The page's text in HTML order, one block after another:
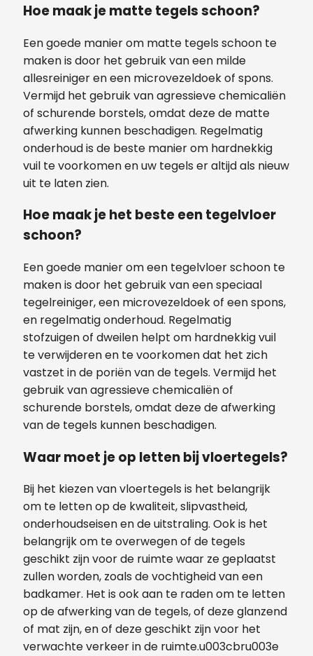
Hoe maak je matte tegels schoon?
Een goede manier om matte tegels schoon te
maken is door het gebruik van een milde
allesreiniger en een microvezeldoek of spons.
Vermijd het gebruik van agressieve chemicaliën
of schurende borstels, omdat deze de matte
afwerking kunnen beschadigen. Regelmatig
onderhoud is de beste manier om hardnekkig
vuil te voorkomen en uw tegels er altijd als nieuw
uit te laten zien.
Hoe maak je het beste een tegelvloer
schoon?
Een goede manier om een tegelvloer schoon te
maken is door het gebruik van een speciaal
tegelreiniger, een microvezeldoek of een spons,
en regelmatig onderhoud. Regelmatig
stofzuigen of dweilen helpt om hardnekkig vuil
te verwijderen en te voorkomen dat het zich
vastzet in de poriën van de tegels. Vermijd het
gebruik van agressieve chemicaliën of
schurende borstels, omdat deze de afwerking
van de tegels kunnen beschadigen.
Waar moet je op letten bij vloertegels?
Bij het kiezen van vloertegels is het belangrijk
om te letten op de kwaliteit, slipvastheid,
onderhoudseisen en de uitstraling. Ook is het
belangrijk om te overwegen of de tegels
geschikt zijn voor de ruimte waar ze geplaatst
zullen worden, zoals de vochtigheid van een
badkamer. Het is ook aan te raden om te letten
op de afwerking van de tegels, of deze glanzend
of mat zijn, en of deze geschikt zijn voor het
verwachte verkeer in de ruimte.u003cbru003e